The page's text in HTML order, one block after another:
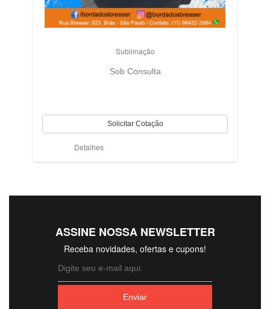
Sublimação
Sob Consulta
Detalhes
ASSINE NOSSA NEWSLETTER
Receba novidades, ofertas e cupons!